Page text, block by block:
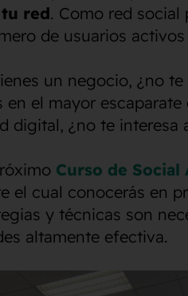
red. Como red
de usuarios
un negocio, ¿no
el mayor
digital, ¿no te interesa
Curso de Social
el cual conocerás en
y técnicas son
altamente efectiva.